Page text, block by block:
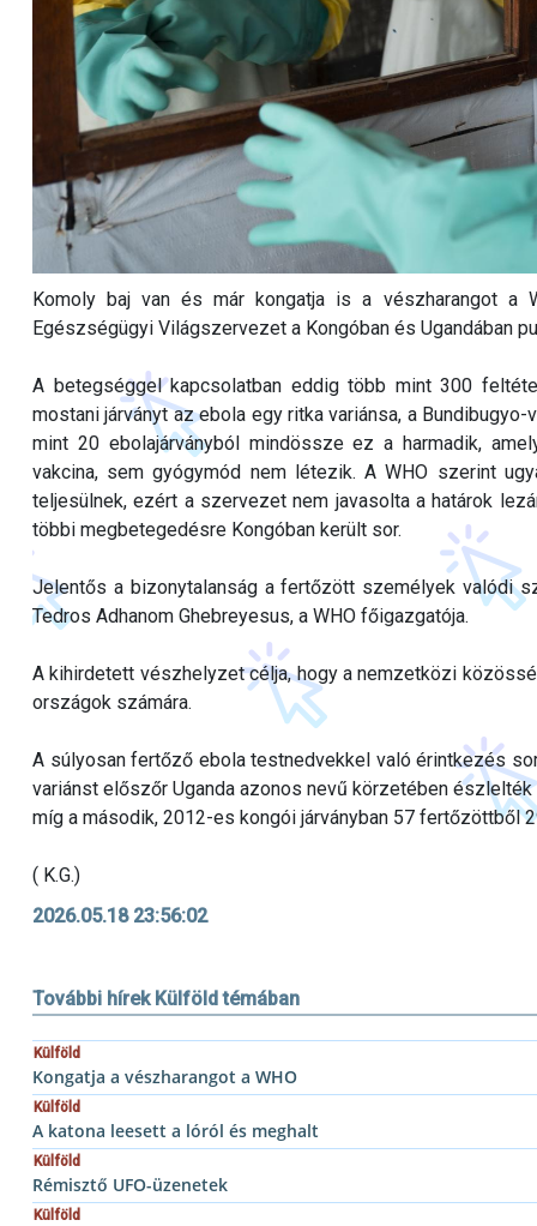
Komoly baj van és már kongatja is a vészharangot a
Egészségügyi Világszervezet a Kongóban és Ugandában
A betegséggel kapcsolatban eddig több mint 300
mostani járványt az ebola egy ritka variánsa, a
mint 20 ebolajárványból mindössze ez a harmadik,
vakcina, sem gyógymód nem létezik. A WHO szerint
teljesülnek, ezért a szervezet nem javasolta a határok
többi megbetegedésre Kongóban került sor.
Jelentős a bizonytalanság a fertőzött személyek valódi
Tedros Adhanom Ghebreyesus, a WHO főigazgatója.
A kihirdetett vészhelyzet célja, hogy a nemzetközi
országok számára.
A súlyosan fertőző ebola testnedvekkel való érintkezés
variánst előszőr Uganda azonos nevű körzetében
míg a második, 2012-es kongói járványban 57 fertőzöttből
( K.G.)
2026.05.18 23:56:02
További hírek Külföld témában
Külföld
Kongatja a vészharangot a WHO
Külföld
A katona leesett a lóról és meghalt
Külföld
Rémisztő UFO-üzenetek
Külföld